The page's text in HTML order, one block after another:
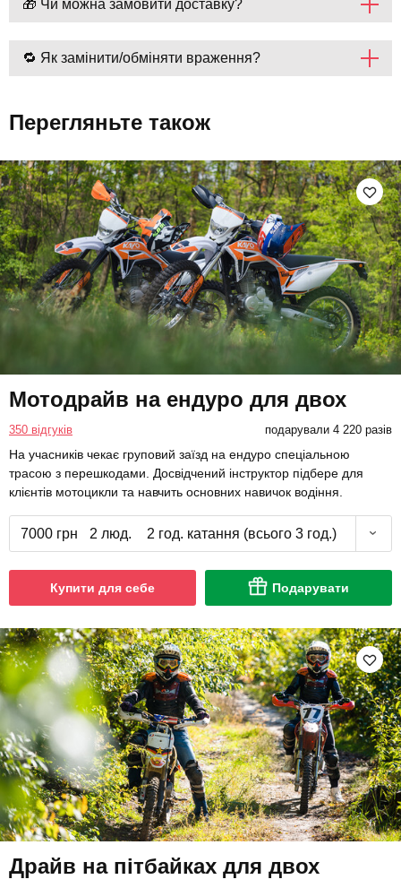
🎁 Чи можна замовити доставку?
🔁 Як замінити/обміняти враження?
Перегляньте також
Мотодрайв на ендуро для двох
350 відгуків подарували 4 220 разів
На учасників чекає груповий заїзд на ендуро спеціальною
трасою з перешкодами. Досвідчений інструктор підбере для
клієнтів мотоцикли та навчить основних навичок водіння.
7000 грн 2 люд. 2 год. катання (всього 3 год.)
Купити для себе Подарувати
Драйв на пітбайках для двох